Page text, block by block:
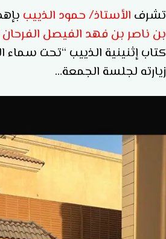
تشرف الأستاذ/ حمود الذييب
بن ناصر بن فهد الفيصل
كتاب إثنينية الذييب “تحت سماء
زيارته لجلسة الجمعة…